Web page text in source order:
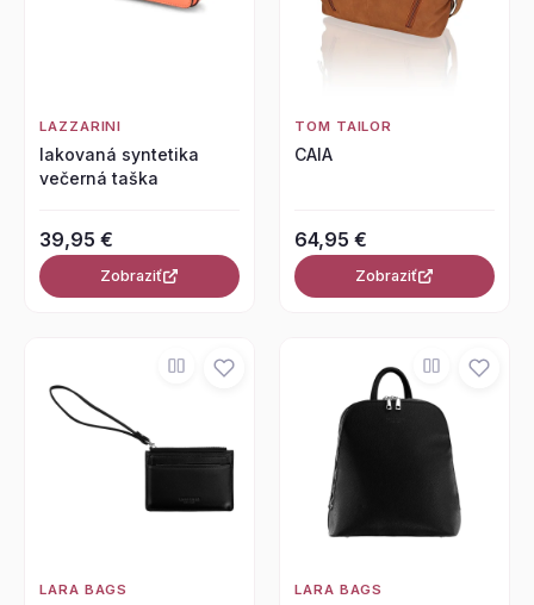
LAZZARINI
lakovaná syntetika
večerná taška
39,95 €
Zobraziť
TOM TAILOR
CAIA
64,95 €
Zobraziť
LARA BAGS LARA BAGS